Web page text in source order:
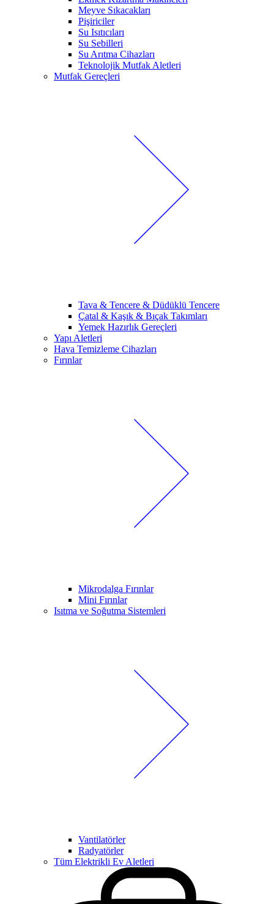
Meyve Sıkacakları
Pişiriciler
Su Isıtıcıları
Su Sebilleri
Su Arıtma Cihazları
Teknolojik Mutfak Aletleri
Mutfak Gereçleri
Tava & Tencere & Düdüklü Tencere
Çatal & Kaşık & Bıçak Takımları
Yemek Hazırlık Gereçleri
Yapı Aletleri
Hava Temizleme Cihazları
Fırınlar
Mikrodalga Fırınlar
Mini Fırınlar
Isıtma ve Soğutma Sistemleri
Vantilatörler
Radyatörler
Tüm Elektrikli Ev Aletleri